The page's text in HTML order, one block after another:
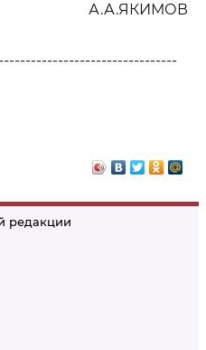
редакции
А.А.ЯКИМОВ